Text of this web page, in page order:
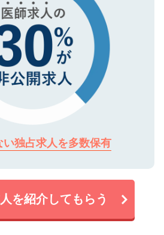
い独占求人を多数保有
を紹介してもらう